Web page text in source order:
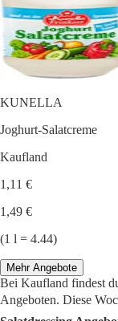
KUNELLA
Joghurt-Salatcreme
Kaufland
1,11 €
1,49 €
(1 l = 4.44)
Mehr Angebote
Bei Kaufland findest
Angeboten. Diese